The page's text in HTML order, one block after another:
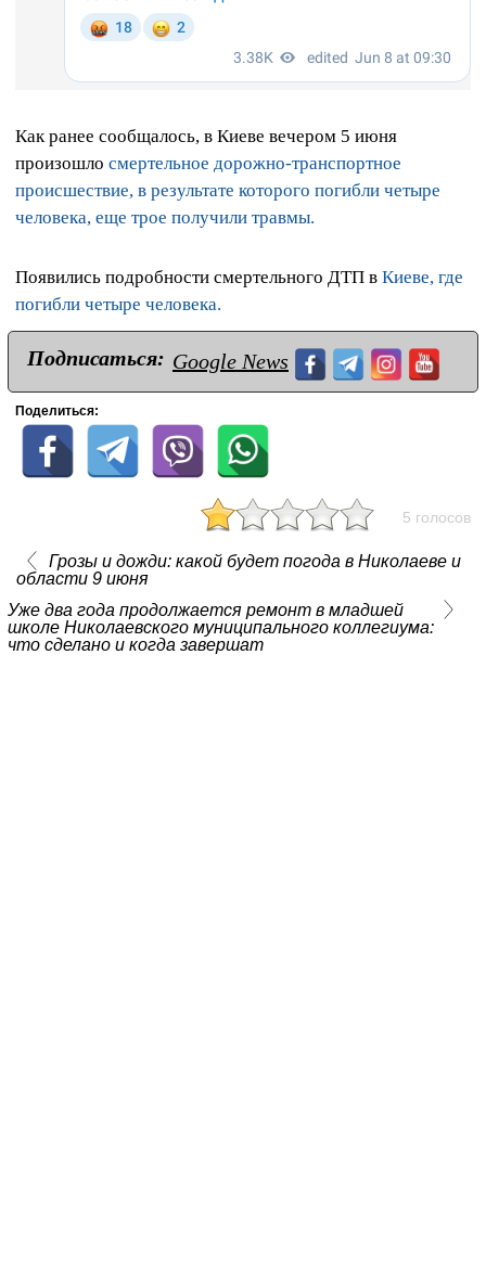
Как ранее сообщалось, в Киеве вечером 5 июня
произошло смертельное дорожно-транспортное
происшествие, в результате которого погибли четыре
человека, еще трое получили травмы.
Появились подробности смертельного ДТП в Киеве, где
погибли четыре человека.
Подписаться: Google News
Поделиться:
5 голосов
Грозы и дожди: какой будет погода в Николаеве и
области 9 июня
Уже два года продолжается ремонт в младшей
школе Николаевского муниципального коллегиума:
что сделано и когда завершат